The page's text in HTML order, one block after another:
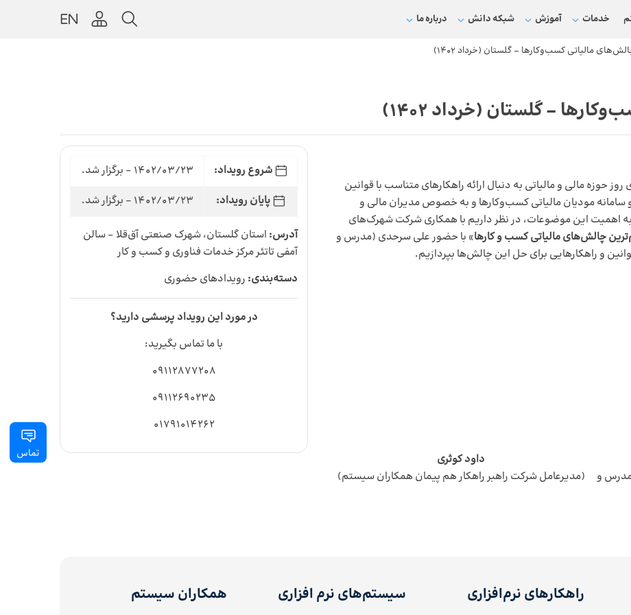
خدمات آموزش شبکه دانش درباره ما
مالیاتی کسب‌و‌کارها – گلستان (خرداد ۱۴۰۲)
– گلستان (خرداد ۱۴۰۲)
مالی و مالیاتی به دنبال ارائه راهکار‌های متناسب با قوانین
و سامانه مودیان مالیاتی کسب‌و‌کارها و به خصوص مدیران مالی و
اهمیت این موضوعات، در نظر داریم با همکاری شرکت شهرک‌های
چالش‌های مالیاتی کسب و کارها» با حضور علی سرحدی (مدرس و
و راهکارهایی برای حل این چالش‌ها بپردازیم.
مدرس و
داود کوثری
(مدیرعامل شرکت راهبر راهکار هم پیمان همکاران سیستم)
شروع رویداد:
1402/03/23 - برگزار شد.
پایان رویداد:
1402/03/23 - برگزار شد.
آدرس: استان گلستان، شهرک صنعتی آق‌قلا - سالن
آمفی تاتئر مرکز خدمات فناوری و کسب و کار
دسته‌بندی: رویدادهای حضوری
در مورد این رویداد پرسشی دارید؟
با ما تماس بگیرید:
09112877208
09112690235
01791014262
راهکارهای نرم‌افزاری سیستم‌های نرم افزاری همکاران سیستم
تماس